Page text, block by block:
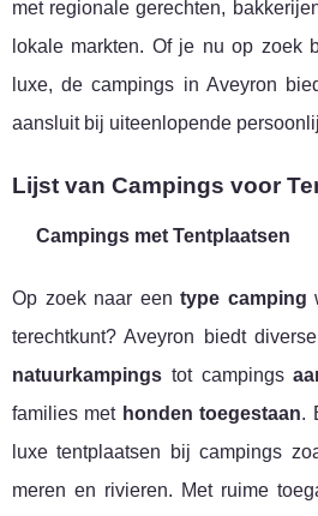
met regionale gerechten,
lokale markten. Of je nu op zoek
luxe, de campings in Aveyron
aansluit bij uiteenlopende
Lijst van Campings voor
Campings met Tentplaatsen
Op zoek naar eentype camping
terechtkunt? Aveyron biedt
natuurkampings tot campings
families met honden toegestaan.
luxe tentplaatsen bij campings
meren en rivieren. Met ruime